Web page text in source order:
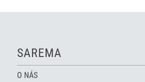
SAREMA
O NÁS